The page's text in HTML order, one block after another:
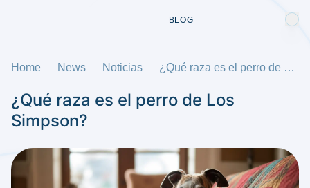
BLOG
Home News Noticias ¿Qué raza es el perro de Los Simpson?
¿Qué raza es el perro de Los
Simpson?